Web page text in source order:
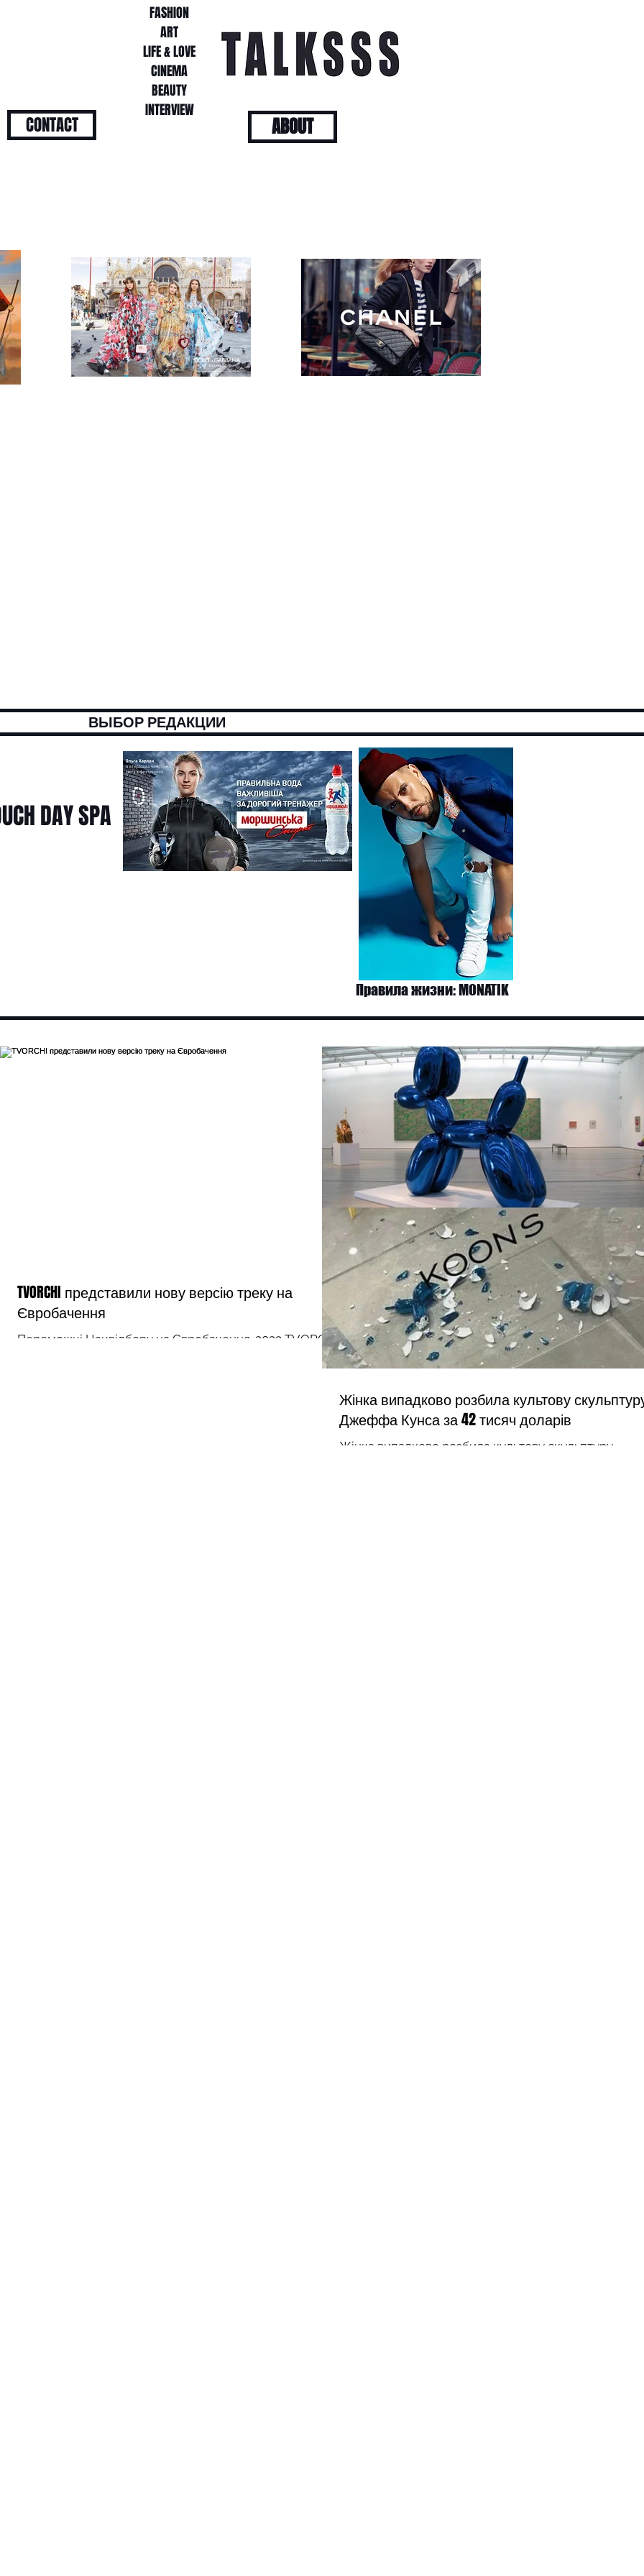
ВЫБОР РЕДАКЦИИ
DAY SPA
Правила жизни: MONATIK
TVORCHI представили нову версію треку на
Євробачення
Переможці Нацвідбору на Євробачення-2023 TVORCHI
представили довгоочікуваний ревамп треку Heart of
Жінка випадково розбила культову
Джеффа Кунса за 42 тисяч доларів
Жінка випадково розбила культову скульптуру
CONTACT ABOUT
FASHION
ART
LIFE & LOVE
CINEMA
BEAUTY
INTERVIEW